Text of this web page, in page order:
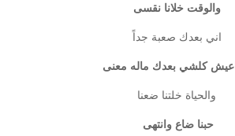
والوقت خلانا نقسى
اني بعدك صعبة جداً
كلشي بعدك ماله معنى
والحياة خلتنا ضعنا
حبنا ضاع وانتهى